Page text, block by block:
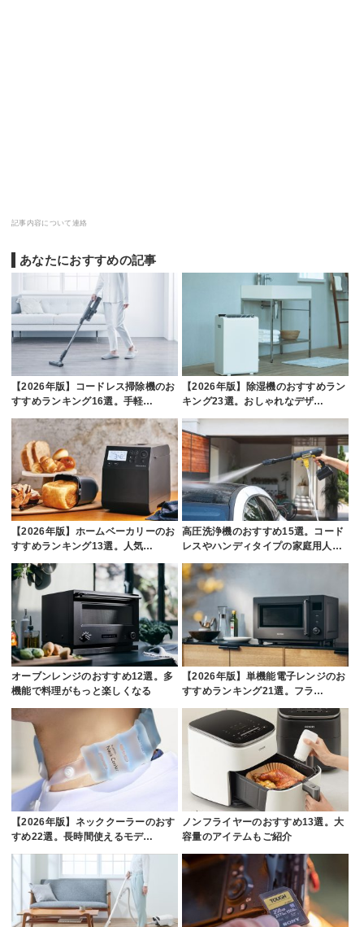
記事内容について連絡
あなたにおすすめの記事
【2026年版】コードレス掃除機のお
すすめランキング16選。手軽…
【2026年版】除湿機のおすすめラン
キング23選。おしゃれなデザ…
【2026年版】ホームベーカリーのお
すすめランキング13選。人気…
高圧洗浄機のおすすめ15選。コード
レスやハンディタイプの家庭用人…
オーブンレンジのおすすめ12選。多
機能で料理がもっと楽しくなる
【2026年版】単機能電子レンジのお
すすめランキング21選。フラ…
【2026年版】ネッククーラーのおす
すめ22選。長時間使えるモデ…
ノンフライヤーのおすすめ13選。大
容量のアイテムもご紹介